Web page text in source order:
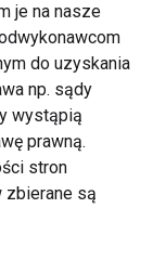
które
klientów
klubu
je na nasze
do uzyskania
np. sądy
wystąpią
prawną.
stron
zbierane są